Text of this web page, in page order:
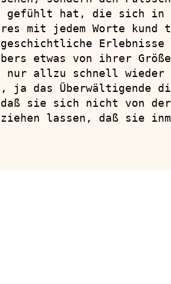
gefühlt hat, die sich in
mit jedem Worte
Erlebnisse
etwas von ihrer
nur allzu schnell wieder
ja das Überwältigende
sie sich nicht von
lassen, daß sie